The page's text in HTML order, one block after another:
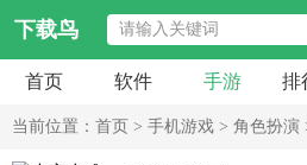
下载鸟
首页 软件 手游 排
当前位置： 首页 > 手机游戏 > 角色扮演